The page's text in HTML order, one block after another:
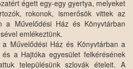
égett egy-egy gyertya, melyeket
rokonok, ismerősök vittek az
a Művelődési Ház és Könyvtárban
emlékeztünk.
Művelődési Ház és Könyvtárban a
a Hajtóka egyesület felkérésének
településünk szlovák ételeit. A